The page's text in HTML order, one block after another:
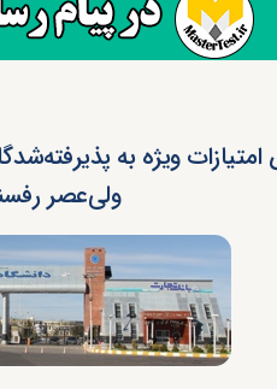
ولی‌عصر